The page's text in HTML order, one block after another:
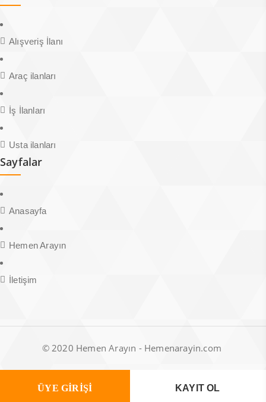
Alışveriş İlanı
Araç ilanları
İş İlanları
Usta ilanları
Sayfalar
Anasayfa
Hemen Arayın
İletişim
© 2020 Hemen Arayın - Hemenarayin.com
ÜYE GİRİŞİ KAYIT OL